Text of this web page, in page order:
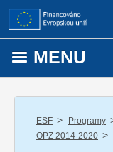
Přejít k obsahu
MENU
ESF / Programy /
OPZ 2014-2020 /